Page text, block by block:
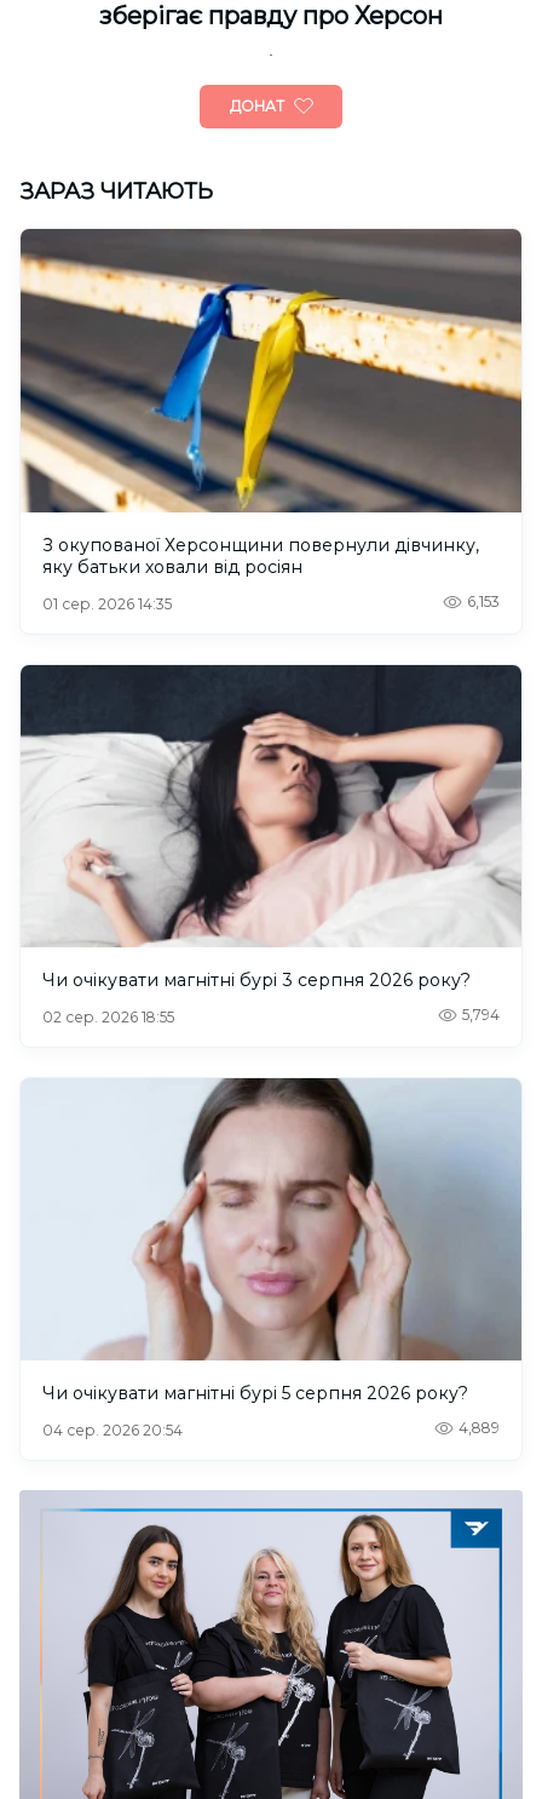
зберігає правду про Херсон
ДОНАТ
ЗАРАЗ ЧИТАЮТЬ
З окупованої Херсонщини повернули дівчинку,
яку батьки ховали від росіян
01 сер. 2026 14:35 6,153
Чи очікувати магнітні бурі 3 серпня 2026 року?
02 сер. 2026 18:55 5,794
Чи очікувати магнітні бурі 5 серпня 2026 року?
04 сер. 2026 20:54 4,889